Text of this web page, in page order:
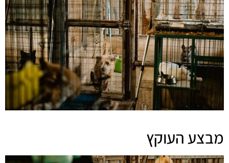
מבצע העוקץ